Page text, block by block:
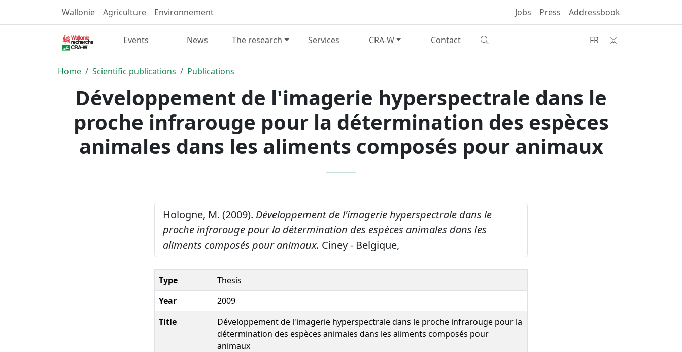
Wallonie Agriculture Environnement Jobs Press Addressbook
Events News The research Services CRA-W Contact FR
Home Scientific publications Publications
Développement de l'imagerie hyperspectrale dans le
proche infrarouge pour la détermination des espèces
animales dans les aliments composés pour animaux
Hologne, M. (2009). Développement de l'imagerie hyperspectrale dans le
proche infrarouge pour la détermination des espèces animales dans les
aliments composés pour animaux. Ciney - Belgique,
Type
Thesis
Year
2009
Title
Développement de l'imagerie hyperspectrale dans le proche infrarouge pour la
détermination des espèces animales dans les aliments composés pour
animaux